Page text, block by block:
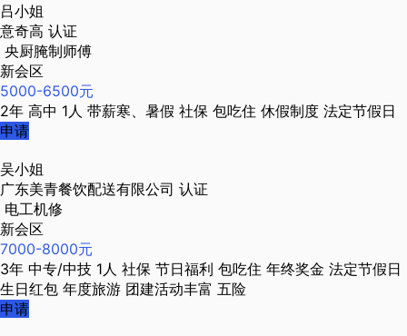
吕小姐
意奇高 认证
央厨腌制师傅
新会区
5000-6500元
2年 高中 1人 带薪寒、暑假 社保 包吃住 休假制度 法定节假日
申请
吴小姐
广东美青餐饮配送有限公司 认证
电工机修
新会区
7000-8000元
3年 中专/中技 1人 社保 节日福利 包吃住 年终奖金 法定节假日
生日红包 年度旅游 团建活动丰富 五险
申请